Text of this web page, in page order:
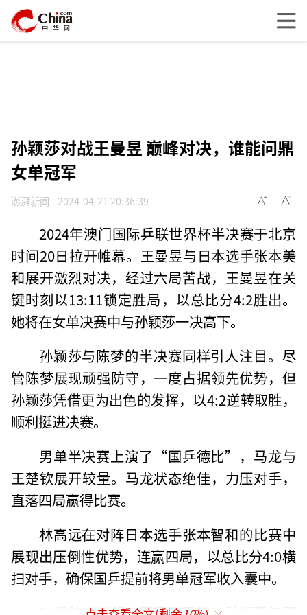
孙颖莎对战王曼昱 巅峰对决，谁能问鼎
女单冠军
澎湃新闻 2024-04-21 20:36:39
2024年澳门国际乒联世界杯半决赛于北京
时间20日拉开帷幕。王曼昱与日本选手张本美
和展开激烈对决，经过六局苦战，王曼昱在关
键时刻以13:11锁定胜局，以总比分4:2胜出。
她将在女单决赛中与孙颖莎一决高下。
孙颖莎与陈梦的半决赛同样引人注目。尽
管陈梦展现顽强防守，一度占据领先优势，但
孙颖莎凭借更为出色的发挥，以4:2逆转取胜，
顺利挺进决赛。
男单半决赛上演了“国乒德比”，马龙与
王楚钦展开较量。马龙状态绝佳，力压对手，
直落四局赢得比赛。
林高远在对阵日本选手张本智和的比赛中
展现出压倒性优势，连赢四局，以总比分4:0横
扫对手，确保国乒提前将男单冠军收入囊中。